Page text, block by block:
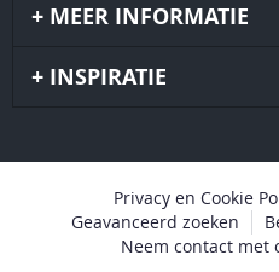
MEER INFORMATIE
INSPIRATIE
Privacy en Cookie
Geavanceerd zoeken
Neem contact met